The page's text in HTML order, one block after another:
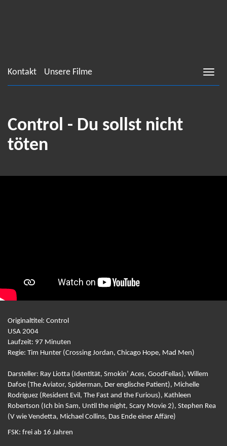
Kontakt Unsere Filme
Control - Du sollst nicht
töten
Originaltitel: Control
USA 2004
Laufzeit: 97 Minuten
Regie: Tim Hunter (Crossing Jordan, Chicago Hope, Mad Men)
Darsteller: Ray Liotta (Identität, Smokin’ Aces, GoodFellas), Willem
Dafoe (The Aviator, Spiderman, Der englische Patient), Michelle
Rodriguez (Resident Evil, The Fast and the Furious), Kathleen
Robertson (Ich bin Sam, Until the night, Scary Movie 2), Stephen Rea
(V wie Vendetta, Michael Collins, Das Ende einer Affäre)
FSK: frei ab 16 Jahren